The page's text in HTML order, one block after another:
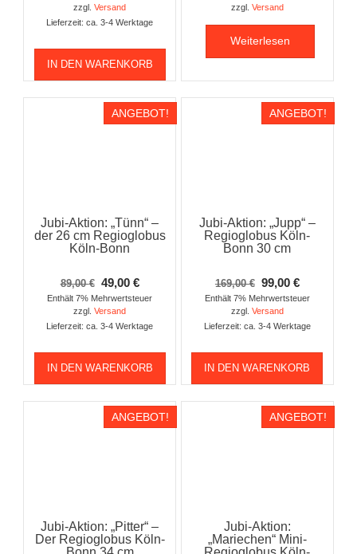
zzgl.Versand
Lieferzeit: ca. 3-4 Werktage
IN DEN WARENKORB
zzgl. Versand
Weiterlesen
ANGEBOT!
Jubi-Aktion: „Tünn“ –
der 26 cm Regioglobus
Köln-Bonn
89,00€ Ursprünglicher
Preis
war:
49,00 €Aktueller
Preis
49,00 €.
Enthält 7% Mehrwertsteuer
zzgl.Versand
Lieferzeit: ca. 3-4 Werktage
IN DEN WARENKORB
ANGEBOT!
Jubi-Aktion: „Jupp“ –
Regioglobus Köln-
Bonn 30 cm
169,00€ Ursprünglicher
Preis
war:
169,00 €
99,00 €Aktueller
Preis
99,00 €.
Enthält 7% Mehrwertsteuer
zzgl. Versand
Lieferzeit: ca. 3-4 Werktage
IN DEN WARENKORB
ANGEBOT!
Jubi-Aktion: „Pitter“ –
Der Regioglobus Köln-
ANGEBOT!
Jubi-Aktion:
„Mariechen“ Mini-